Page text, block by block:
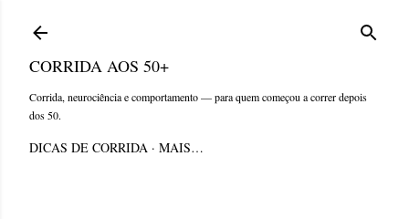
CORRIDA AOS 50+
Corrida, neurociência e comportamento — para quem começou a correr depois
dos 50.
DICAS DE CORRIDA MAIS…